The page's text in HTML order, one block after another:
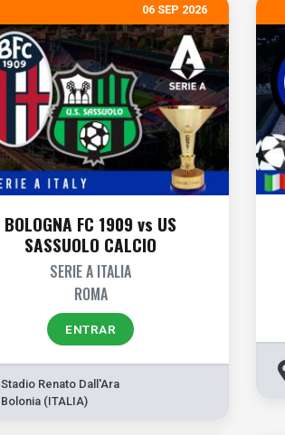
06 SEP 2026
BOLOGNA FC 1909 vs US
SASSUOLO CALCIO
SERIE A ITALIA
ROMA
ENTRAR
Stadio Renato Dall'Ara
Bolonia (ITALIA)